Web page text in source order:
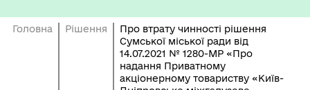
Головна Рішення
Про втрату чинності рішення
Сумської міської ради від
14.07.2021 № 1280-МР «Про
надання Приватному
акціонерному товариству «Київ-